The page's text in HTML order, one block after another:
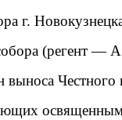
г.
(регент —